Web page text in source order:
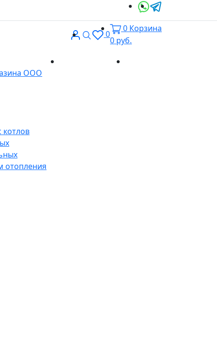
ВходПоиск
0
0 Корзина
0 руб.
ООО
котлов
отопления